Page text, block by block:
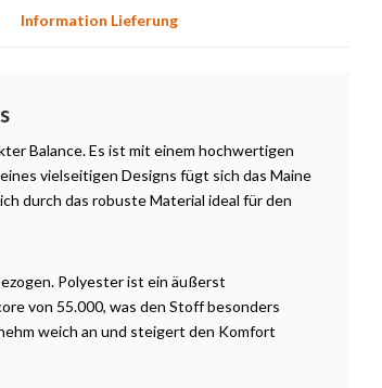
Information Lieferung
Balance. Es ist mit einem hochwertigen
vielseitigen Designs fügt sich das Maine
durch das robuste Material ideal für den
Polyester ist ein äußerst
von 55.000, was den Stoff besonders
weich an und steigert den Komfort